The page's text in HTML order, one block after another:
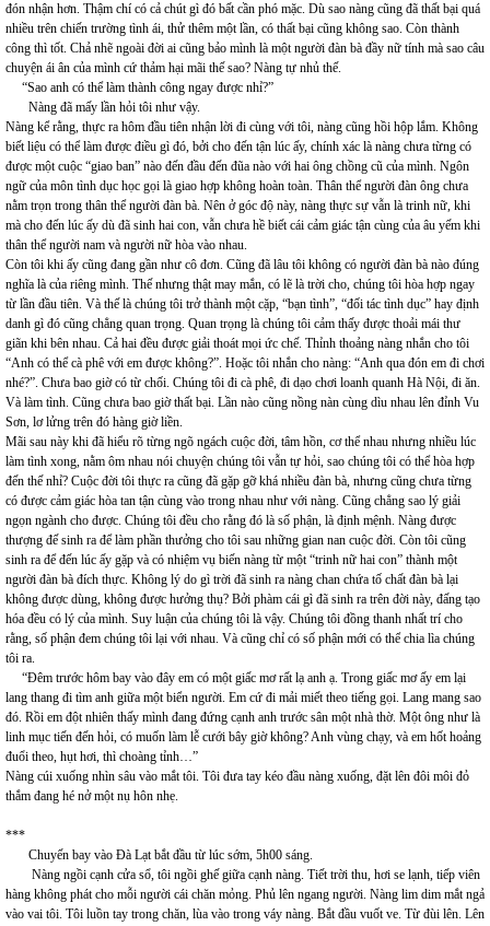
đón nhận hơn. Thậm chí có cả chút gì đó bất cần phó mặc. Dù sao nàng cũng đã thất bại quá
nhiều trên chiến trường tình ái, thử thêm một lần, có thất bại cũng không sao. Còn thành
công thì tốt. Chả nhẽ ngoài đời ai cũng bảo mình là một người đàn bà đầy nữ tính mà sao câu
chuyện ái ân của mình cứ thảm hại mãi thế sao? Nàng tự nhủ thế.
“Sao anh có thể làm thành công ngay được nhỉ?”
Nàng đã mấy lần hỏi tôi như vậy.
Nàng kể rằng, thực ra hôm đầu tiên nhận lời đi cùng với tôi, nàng cũng hồi hộp lắm. Không
biết liệu có thể làm được điều gì đó, bởi cho đến tận lúc ấy, chính xác là nàng chưa từng có
được một cuộc “giao ban” nào đến đầu đến đũa nào với hai ông chồng cũ của mình. Ngôn
ngữ của môn tình dục học gọi là giao hợp không hoàn toàn. Thân thể người đàn ông chưa
nằm trọn trong thân thể người đàn bà. Nên ở góc độ này, nàng thực sự vẫn là trinh nữ, khi
mà cho đến lúc ấy dù đã sinh hai con, vẫn chưa hề biết cái cảm giác tận cùng của âu yếm khi
thân thể người nam và người nữ hòa vào nhau.
Còn tôi khi ấy cũng đang gần như cô đơn. Cũng đã lâu tôi không có người đàn bà nào đúng
nghĩa là của riêng mình. Thế nhưng thật may mắn, có lẽ là trời cho, chúng tôi hòa hợp ngay
từ lần đầu tiên. Và thế là chúng tôi trở thành một cặp, “bạn tình”, “đối tác tình dục” hay định
danh gì đó cũng chẳng quan trọng. Quan trọng là chúng tôi cảm thấy được thoải mái thư
giãn khi bên nhau. Cả hai đều được giải thoát mọi ức chế. Thỉnh thoảng nàng nhắn cho tôi
“Anh có thể cà phê với em được không?”. Hoặc tôi nhắn cho nàng: “Anh qua đón em đi chơi
nhé?”. Chưa bao giờ có từ chối. Chúng tôi đi cà phê, đi dạo chơi loanh quanh Hà Nội, đi ăn.
Và làm tình. Cũng chưa bao giờ thất bại. Lần nào cũng nồng nàn cùng dìu nhau lên đỉnh Vu
Sơn, lơ lửng trên đó hàng giờ liền.
Mãi sau này khi đã hiểu rõ từng ngõ ngách cuộc đời, tâm hồn, cơ thể nhau nhưng nhiều lúc
làm tình xong, nằm ôm nhau nói chuyện chúng tôi vẫn tự hỏi, sao chúng tôi có thể hòa hợp
đến thế nhỉ? Cuộc đời tôi thực ra cũng đã gặp gỡ khá nhiều đàn bà, nhưng cũng chưa từng
có được cảm giác hòa tan tận cùng vào trong nhau như với nàng. Cũng chẳng sao lý giải
ngọn ngành cho được. Chúng tôi đều cho rằng đó là số phận, là định mệnh. Nàng được
thượng đế sinh ra để làm phần thưởng cho tôi sau những gian nan cuộc đời. Còn tôi cũng
sinh ra để đến lúc ấy gặp và có nhiệm vụ biến nàng từ một “trinh nữ hai con” thành một
người đàn bà đích thực. Không lý do gì trời đã sinh ra nàng chan chứa tố chất đàn bà lại
không được dùng, không được hưởng thụ? Bởi phàm cái gì đã sinh ra trên đời này, đấng tạo
hóa đều có lý của mình. Suy luận của chúng tôi là vậy. Chúng tôi đồng thanh nhất trí cho
rằng, số phận đem chúng tôi lại với nhau. Và cũng chỉ có số phận mới có thể chia lìa chúng
tôi ra.
“Đêm trước hôm bay vào đây em có một giấc mơ rất lạ anh ạ. Trong giấc mơ ấy em lại
lang thang đi tìm anh giữa một biển người. Em cứ đi mải miết theo tiếng gọi. Lang mang sao
đó. Rồi em đột nhiên thấy mình đang đứng cạnh anh trước sân một nhà thờ. Một ông như là
linh mục tiến đến hỏi, có muốn làm lễ cưới bây giờ không? Anh vùng chạy, và em hốt hoảng
đuổi theo, hụt hơi, thì choàng tỉnh…”
Nàng cúi xuống nhìn sâu vào mắt tôi. Tôi đưa tay kéo đầu nàng xuống, đặt lên đôi môi đỏ
thắm đang hé nở một nụ hôn nhẹ.
***
Chuyến bay vào Đà Lạt bắt đầu từ lúc sớm, 5h00 sáng.
Nàng ngồi cạnh cửa sổ, tôi ngồi ghế giữa cạnh nàng. Tiết trời thu, hơi se lạnh, tiếp viên
hàng không phát cho mỗi người cái chăn mỏng. Phủ lên ngang người. Nàng lim dim mắt ngả
vào vai tôi. Tôi luồn tay trong chăn, lùa vào trong váy nàng. Bắt đầu vuốt ve. Từ đùi lên. Lên